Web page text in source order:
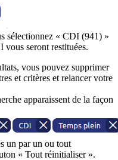
sélectionnez « CDI (941) »
vous seront restituées.
vous pouvez supprimer
et critères et relancer votre
apparaissent de la façon
un par un ou tout
« Tout réinitialiser ».